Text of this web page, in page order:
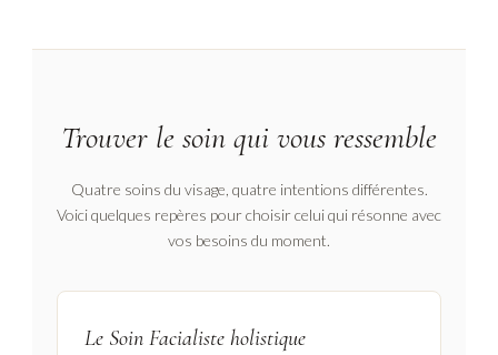
Trouver le soin qui vous ressemble
Quatre soins du visage, quatre intentions différentes.
Voici quelques repères pour choisir celui qui résonne avec
vos besoins du moment.
Le Soin Facialiste holistique